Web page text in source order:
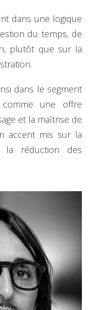
dans une logique
du temps, de
plutôt que sur la
dans le segment
une offre
et la maîtrise de
accent mis sur la
réduction des